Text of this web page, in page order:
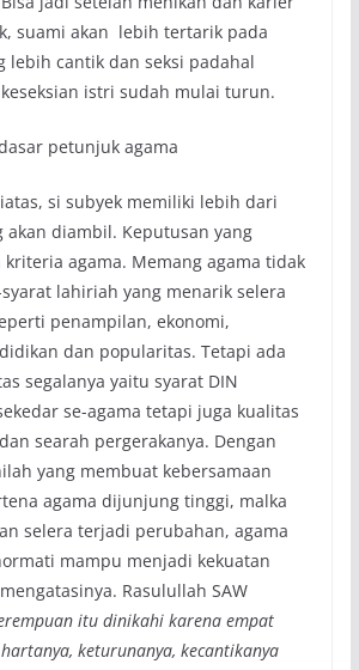
suami akan lebih tertarik pada
lebih cantik dan seksi padahal
istri sudah mulai turun.
petunjuk agama
si subyek memiliki lebih dari
akan diambil. Keputusan yang
agama. Memang agama tidak
lahiriah yang menarik selera
penampilan, ekonomi,
dan popularitas. Tetapi ada
segalanya yaitu syarat DIN
se-agama tetapi juga kualitas
searah pergerakanya. Dengan
yang membuat kebersamaan
agama dijunjung tinggi, malka
selera terjadi perubahan, agama
mampu menjadi kekuatan
Rasulullah SAW
itu dinikahi karena empat
keturunanya, kecantikanya